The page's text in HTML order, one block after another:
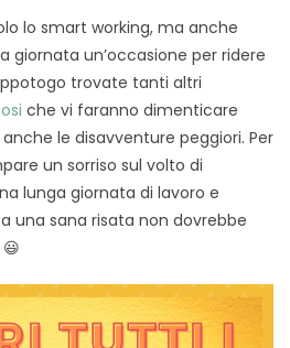
lo smart working, ma anche
giornata un’occasione per ridere
trovate tanti altri
che vi faranno dimenticare
le disavventure peggiori. Per
un sorriso sul volto di
lunga giornata di lavoro e
una sana risata non dovrebbe